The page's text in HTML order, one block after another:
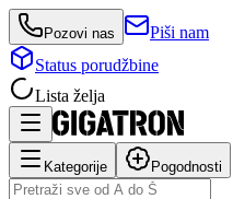
Pozovi nas
Piši nam
Status porudžbine
Lista želja
Kategorije Pogodnosti